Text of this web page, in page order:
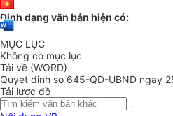
Định dạng văn bản hiện có:
MỤC LỤC
Không có mục lục
Tải về (WORD)
Quyet dinh so 645-QD-UBND ngay
Tải lược đồ